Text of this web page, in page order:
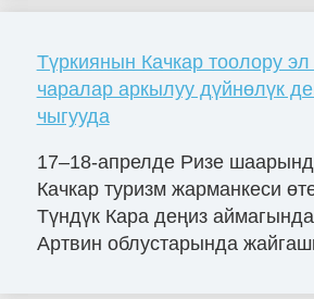
Түркиянын Качкар тоолору
чаралар аркылуу дүйнөлүк
чыгууда
17–18-апрелде Ризе
Качкар туризм жарманкеси
Түндүк Кара деңиз
Артвин облустарында